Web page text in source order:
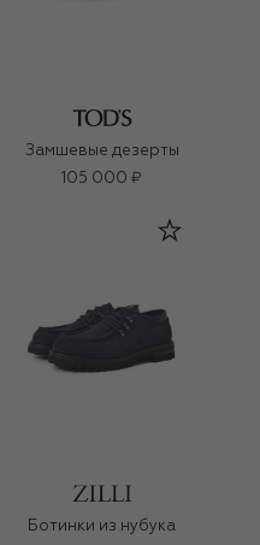
Замшевые дезерты
105 000 ₽
Ботинки из нубука